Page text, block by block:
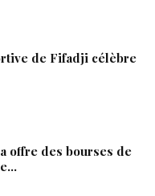
de Fifadji célèbre
offre des bourses de